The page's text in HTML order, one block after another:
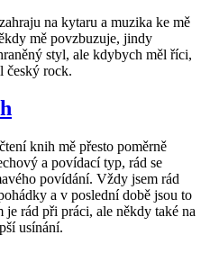
na kytaru a muzika ke mě
mě povzbuzuje, jindy
styl, ale kdybych měl říci,
český rock.
knih mě přesto poměrně
a povídací typ, rád se
povídání. Vždy jsem rád
a v poslední době jsou to
je rád při práci, ale někdy také na
usínání.